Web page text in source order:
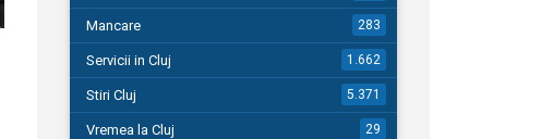
Mancare 283
Servicii in Cluj 1.662
Stiri Cluj 5.371
Vremea la Cluj 29